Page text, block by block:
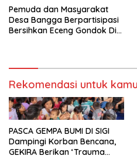
Pemuda dan Masyarakat
Desa Bangga Berpartisipasi
Bersihkan Eceng Gondok Di
Rekomendasi untuk kamu
PASCA GEMPA BUMI DI SIGI
Dampingi Korban Bencana,
GEKIRA Berikan ‘Trauma